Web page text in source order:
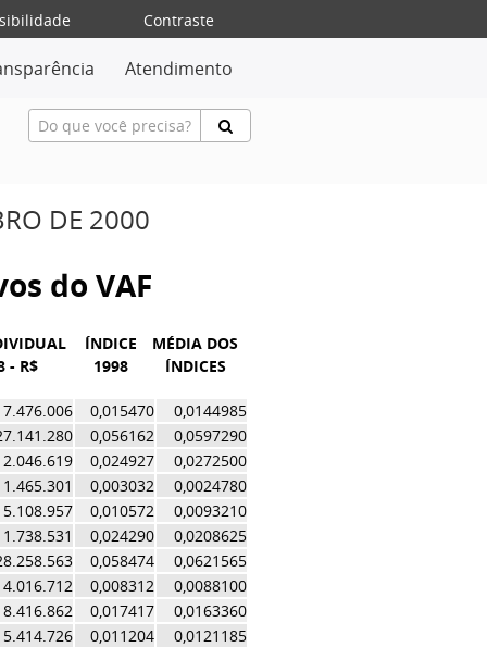
Contraste
Atendimento
DE 2000
do VAF
- R$
ÍNDICE
1998
MÉDIA DOS
ÍNDICES
7.476.006 0,015470
0,0144985
0,056162
0,0597290
0,024927
0,0272500
1.465.301
0,003032
0,0024780
5.108.957
0,010572
0,0093210
0,024290
0,0208625
0,058474
0,0621565
4.016.712
0,008312
0,0088100
8.416.862
0,017417
0,0163360
5.414.726
0,011204
0,0121185